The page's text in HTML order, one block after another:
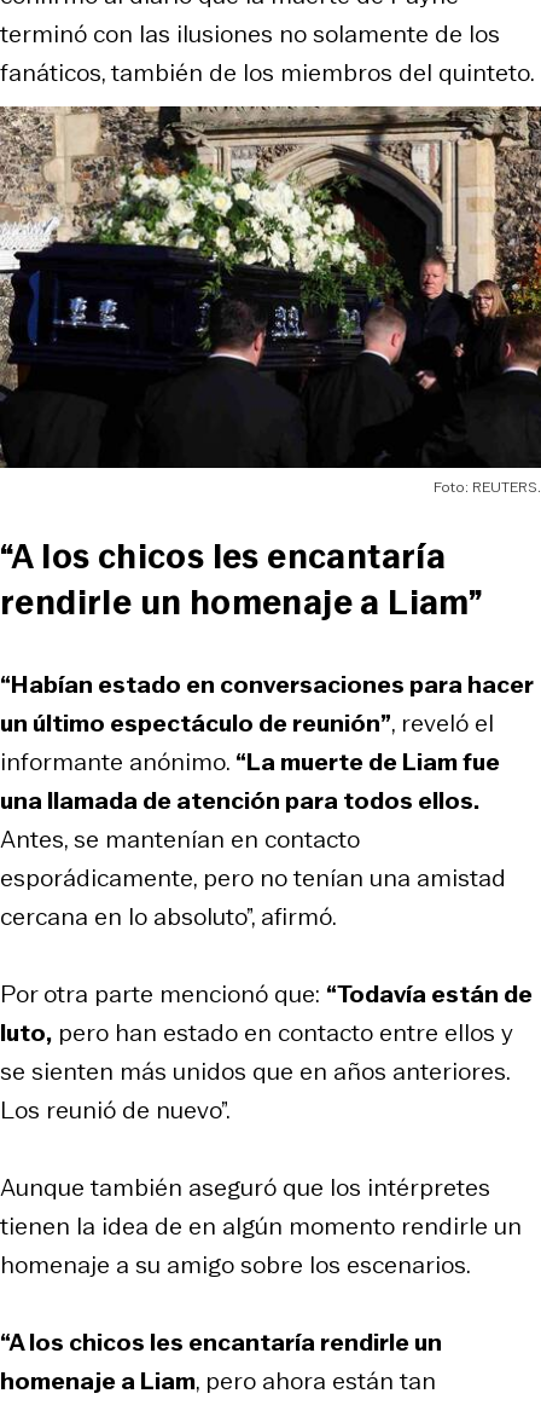
terminó con las ilusiones no solamente de los
fanáticos, también de los miembros del quinteto.
Foto: REUTERS.
“A los chicos les encantaría
rendirle un homenaje a Liam”
“Habían estado en conversaciones para hacer
un último espectáculo de reunión”, reveló el
informante anónimo. “La muerte de Liam fue
una llamada de atención para todos ellos.
Antes, se mantenían en contacto
esporádicamente, pero no tenían una amistad
cercana en lo absoluto”, afirmó.
Por otra parte mencionó que: “Todavía están de
luto, pero han estado en contacto entre ellos y
se sienten más unidos que en años anteriores.
Los reunió de nuevo”.
Aunque también aseguró que los intérpretes
tienen la idea de en algún momento rendirle un
homenaje a su amigo sobre los escenarios.
“A los chicos les encantaría rendirle un
homenaje a Liam, pero ahora están tan